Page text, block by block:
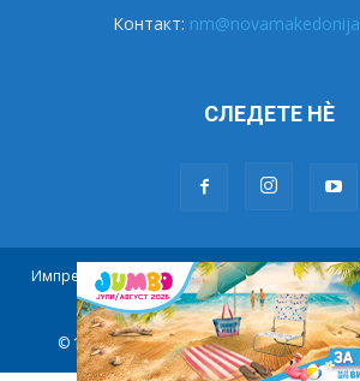
Контакт:
СЛЕДЕТЕ НÈ
Импресум Маркетинг Претплата
Контакт
© 1944 - 2021 НОВА МАКЕДОНИЈА. Сите